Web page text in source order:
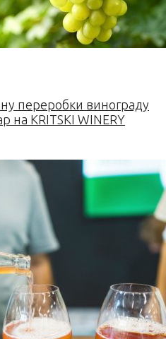
переробки винограду
на KRITSKI WINERY